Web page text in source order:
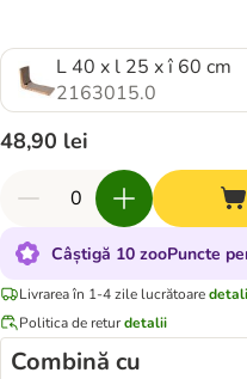
L 40 x l 25 x î 60 cm
2163015.0
48,90 lei
Câștigă 10 zooPuncte
Livrarea în 1-4 zile lucrătoare
Politica de returdetalii
Combină cu